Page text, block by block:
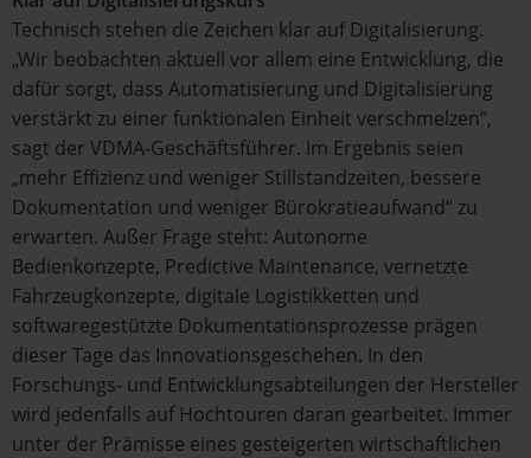
Technisch stehen die Zeichen klar auf Digitalisierung.
„Wir beobachten aktuell vor allem eine Entwicklung, die
dafür sorgt, dass Automatisierung und Digitalisierung
verstärkt zu einer funktionalen Einheit verschmelzen“,
sagt der VDMA-Geschäftsführer. Im Ergebnis seien
„mehr Effizienz und weniger Stillstandzeiten, bessere
Dokumentation und weniger Bürokratieaufwand“ zu
erwarten. Außer Frage steht: Autonome
Bedienkonzepte, Predictive Maintenance, vernetzte
Fahrzeugkonzepte, digitale Logistikketten und
softwaregestützte Dokumentationsprozesse prägen
dieser Tage das Innovationsgeschehen. In den
Forschungs- und Entwicklungsabteilungen der Hersteller
wird jedenfalls auf Hochtouren daran gearbeitet. Immer
unter der Prämisse eines gesteigerten wirtschaftlichen